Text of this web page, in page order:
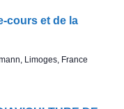
t
cours et de la
Limoges, France